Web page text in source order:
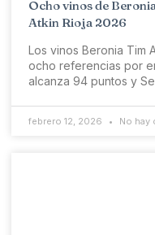
Ocho vinos de
Atkin Rioja 2026
Los vinos Beronia Tim
ocho referencias por
alcanza 94 puntos y
febrero 12, 2026 No hay